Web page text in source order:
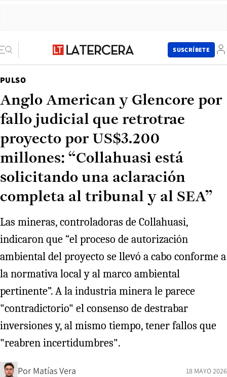
SUSCRÍBETE
PULSO
Anglo American y Glencore por
fallo judicial que retrotrae
proyecto por US$3.200
millones: “Collahuasi está
solicitando una aclaración
completa al tribunal y al SEA”
Las mineras, controladoras de Collahuasi,
indicaron que “el proceso de autorización
ambiental del proyecto se llevó a cabo conforme a
la normativa local y al marco ambiental
pertinente”. A la industria minera le parece
"contradictorio" el consenso de destrabar
inversiones y, al mismo tiempo, tener fallos que
"reabren incertidumbres".
Por Matías Vera 18 MAYO 2026